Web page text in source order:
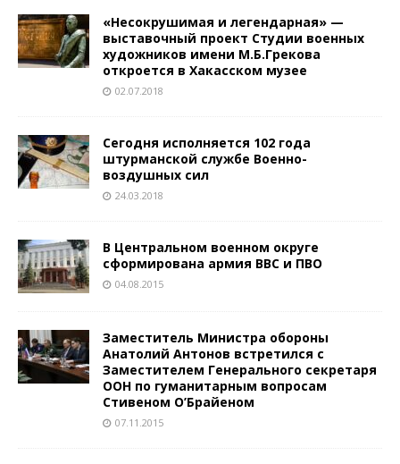
«Несокрушимая и легендарная» —
выставочный проект Студии военных
художников имени М.Б.Грекова
откроется в Хакасском музее
02.07.2018
Сегодня исполняется 102 года
штурманской службе Военно-
воздушных сил
24.03.2018
В Центральном военном округе
сформирована армия ВВС и ПВО
04.08.2015
Заместитель Министра обороны
Анатолий Антонов встретился с
Заместителем Генерального секретаря
ООН по гуманитарным вопросам
Стивеном О’Брайеном
07.11.2015